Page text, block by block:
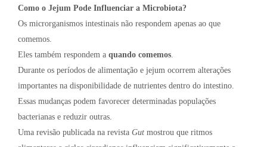
Como o Jejum Pode Influenciar a Microbiota?
Os microrganismos intestinais não respondem apenas ao que
comemos.
Eles também respondem a quando comemos
Durante os períodos de alimentação e jejum ocorrem alterações
importantes na disponibilidade de nutrientes dentro do intestino.
Essas mudanças podem favorecer determinadas populações
bacterianas e reduzir outras.
Uma revisão publicada na revista Gut mostrou que ritmos